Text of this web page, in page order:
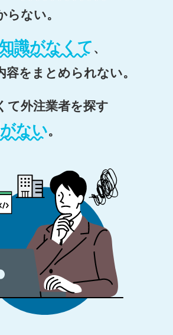
らない。
識がなくて 、
容をまとめられない。
て外注業者を探す
ない。